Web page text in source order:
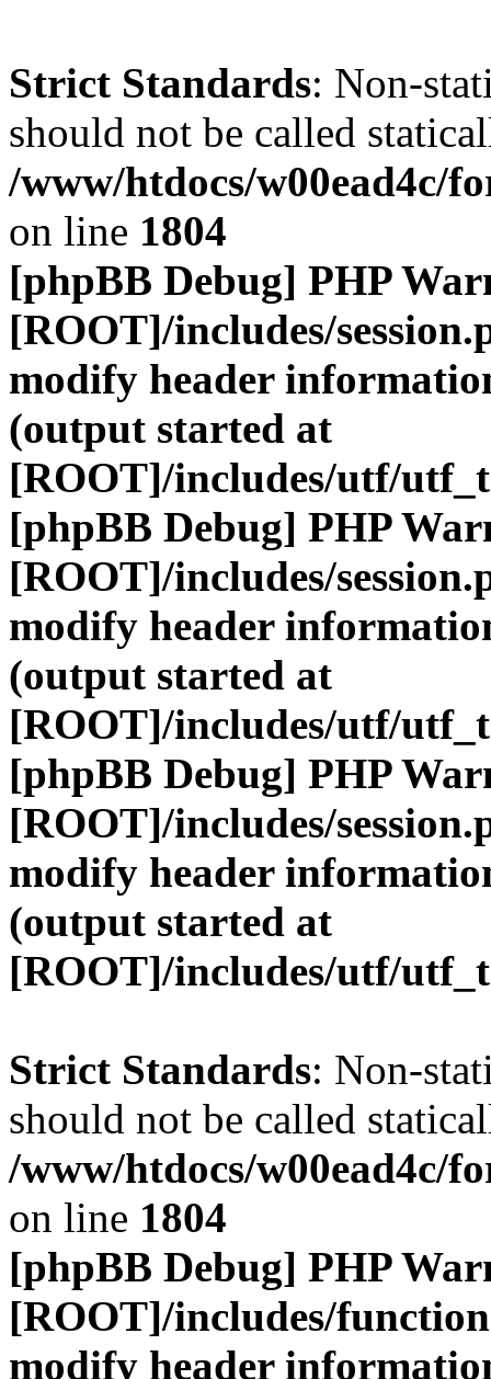
Strict Standards: Non-
should not be called
/www/htdocs/w00ead4c/
on line 1804
[phpBB Debug] PHP
[ROOT]/includes/
modify header
(output started at
[ROOT]/includes/utf/
[phpBB Debug] PHP
[ROOT]/includes/
modify header
(output started at
[ROOT]/includes/utf/
[phpBB Debug] PHP
[ROOT]/includes/
modify header
(output started at
[ROOT]/includes/utf/
Strict Standards: Non-
should not be called
/www/htdocs/w00ead4c/
on line 1804
[phpBB Debug] PHP
[ROOT]/includes/
modify header